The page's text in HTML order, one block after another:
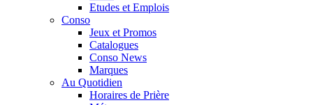
Etudes et Emplois
Conso
Jeux et Promos
Catalogues
Conso News
Marques
Au Quotidien
Horaires de Prière